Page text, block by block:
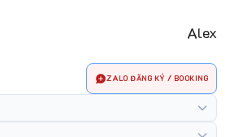
Alex
ZALO ĐĂNG KÝ / BOOKING